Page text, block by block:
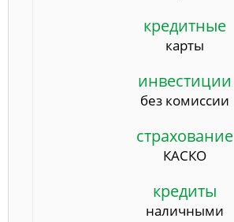
кредитные
карты
инвестиции
без комиссии
страхование
КАСКО
кредиты
наличными